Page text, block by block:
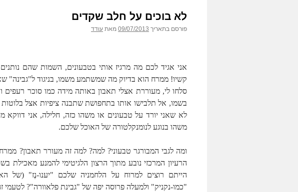
לא בוכים על חלב שקדים
פורסם בתאריך 09/07/2013 מאת עודד
אני אגיד לכם מה מרגיז אותי בטבעונים, השמות שהם
קשיו! ממרח הוא בדיוק מה שמשתמע משמו, בניגוד ל"גבינה"
סלחו לי, מעוררת אצלי תאבון באותה מידה כמו סוכר
בשמו, אל תלבישו אותו בתחפושת שתבנה ציפיות אצל
לא שאני יורד על טבעונים או משהו כזה, חלילה, אני
משהו בנוגע לנומנקלטורה של האוכל שלכם.
ומה לגבי המבורגר טבעוני? למה? למה זה מעורר תאבון?
הרעיון המרכזי נובע מתוך הרצון הלגיטימי להמנע מאכילת
הייתם רוצים למרוח על הלחמניה שלכם "יענו-נֶז" (של
"כמו-נקניק" ולמעלה פרוסה יפה של "גבינת פלאוורה"? לטעמי